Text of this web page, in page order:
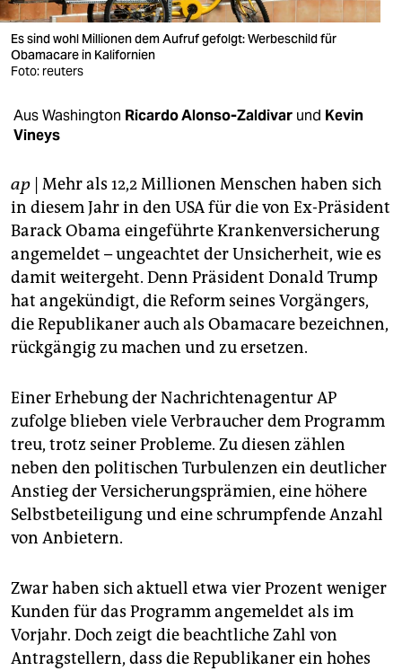
verlag
veranstaltungen
fragen & hilfe
abo
genossenschaft
epaper login
Es sind wohl Millionen dem Aufruf gefolgt: Werbeschild für
Obamacare in Kalifornien
Foto: reuters
Aus Washington Ricardo Alonso-Zaldivar und Kevin
Vineys
ap | Mehr als 12,2 Millionen Menschen haben sich
in diesem Jahr in den USA für die von Ex-Präsident
Barack Obama eingeführte Krankenversicherung
angemeldet – ungeachtet der Unsicherheit, wie es
damit weitergeht. Denn Präsident Donald Trump
hat angekündigt, die Reform seines Vorgängers,
die Republikaner auch als Obamacare bezeichnen,
rückgängig zu machen und zu ersetzen.
Einer Erhebung der Nachrichtenagentur AP
zufolge blieben viele Verbraucher dem Programm
treu, trotz seiner Probleme. Zu diesen zählen
neben den politischen Turbulenzen ein deutlicher
Anstieg der Versicherungsprämien, eine höhere
Selbstbeteiligung und eine schrumpfende Anzahl
von Anbietern.
Zwar haben sich aktuell etwa vier Prozent weniger
Kunden für das Programm angemeldet als im
Vorjahr. Doch zeigt die beachtliche Zahl von
Antragstellern, dass die Republikaner ein hohes